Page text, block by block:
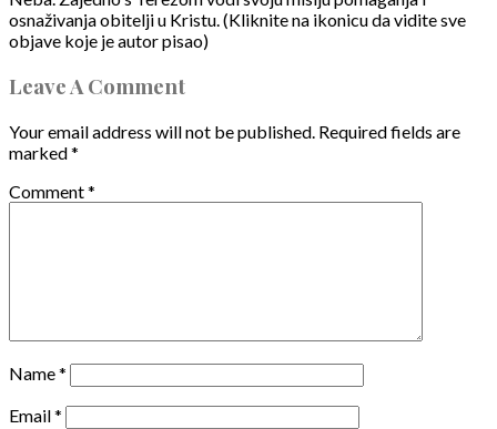
osnaživanja obitelji u Kristu. (Kliknite na ikonicu da vidite sve
objave koje je autor pisao)
Leave A Comment
Your email address will not be published. Required fields are
marked*
Comment*
Name*
Email*